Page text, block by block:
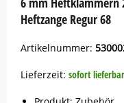
Heftzange Regur 68
Artikelnummer:
Lieferzeit: sofort